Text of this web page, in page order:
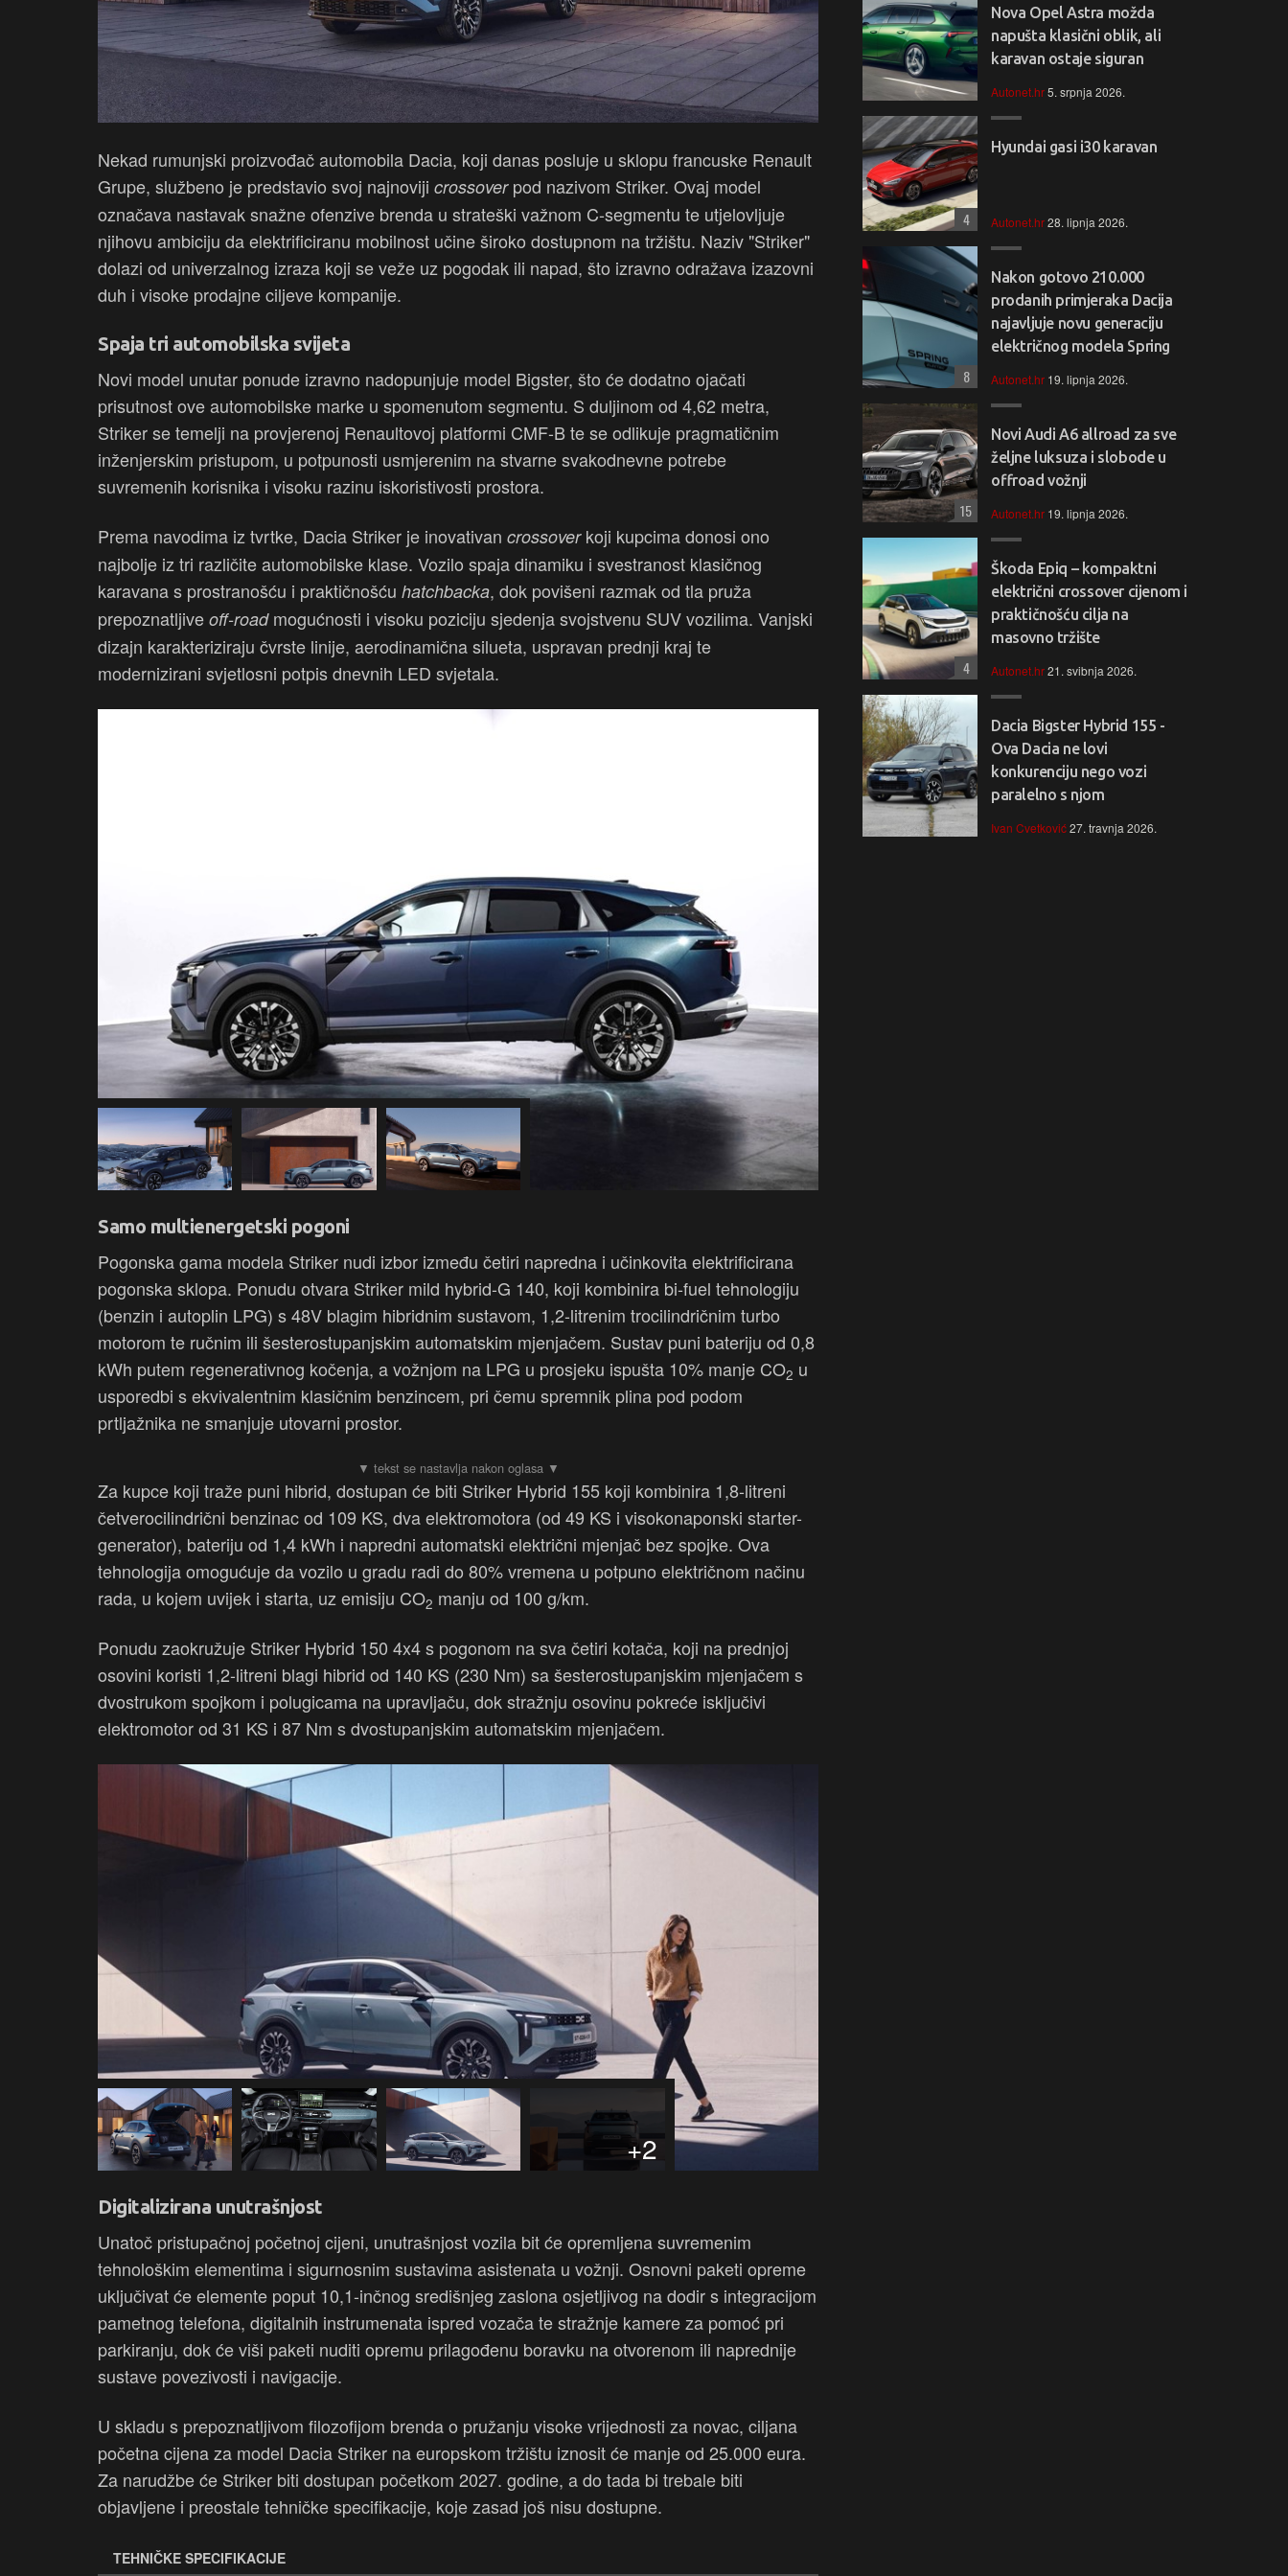
Nekad rumunjski proizvođač automobila Dacia, koji danas posluje u sklopu francuske Renault
Grupe, službeno je predstavio svoj najnoviji crossoverpod nazivom Striker. Ovaj model
označava nastavak snažne ofenzive brenda u strateški važnom C-segmentu te utjelovljuje
njihovu ambiciju da elektrificiranu mobilnost učine široko dostupnom na tržištu. Naziv "Striker"
dolazi od univerzalnog izraza koji se veže uz pogodak ili napad, što izravno odražava izazovni
duh i visoke prodajne ciljeve kompanije.
Spaja tri automobilska svijeta
Novi model unutar ponude izravno nadopunjuje model Bigster, što će dodatno ojačati
prisutnost ove automobilske marke u spomenutom segmentu. S duljinom od 4,62 metra,
Striker se temelji na provjerenoj Renaultovoj platformi CMF-B te se odlikuje pragmatičnim
inženjerskim pristupom, u potpunosti usmjerenim na stvarne svakodnevne potrebe
suvremenih korisnika i visoku razinu iskoristivosti prostora.
Prema navodima iz tvrtke, Dacia Striker je inovativan crossoverkoji kupcima donosi ono
najbolje iz tri različite automobilske klase. Vozilo spaja dinamiku i svestranost klasičnog
karavana s prostranošću i praktičnošću hatchbacka, dok povišeni razmak od tla pruža
prepoznatljive off-roadmogućnosti i visoku poziciju sjedenja svojstvenu SUV vozilima. Vanjski
dizajn karakteriziraju čvrste linije, aerodinamična silueta, uspravan prednji kraj te
modernizirani svjetlosni potpis dnevnih LED svjetala.
Samo multienergetski pogoni
Pogonska gama modela Striker nudi izbor između četiri napredna i učinkovita elektrificirana
pogonska sklopa. Ponudu otvara Striker mild hybrid-G 140, koji kombinira bi-fuel tehnologiju
(benzin i autoplin LPG) s 48V blagim hibridnim sustavom, 1,2-litrenim trocilindričnim turbo
motorom te ručnim ili šesterostupanjskim automatskim mjenjačem. Sustav puni bateriju od 0,8
kWh putem regenerativnog kočenja, a vožnjom na LPG u prosjeku ispušta 10% manje CO2 u
usporedbi s ekvivalentnim klasičnim benzincem, pri čemu spremnik plina pod podom
prtljažnika ne smanjuje utovarni prostor.
Za kupce koji traže puni hibrid, dostupan će biti Striker Hybrid 155 koji kombinira 1,8-litreni
četverocilindrični benzinac od 109 KS, dva elektromotora (od 49 KS i visokonaponski starter-
generator), bateriju od 1,4 kWh i napredni automatski električni mjenjač bez spojke. Ova
tehnologija omogućuje da vozilo u gradu radi do 80% vremena u potpuno električnom načinu
rada, u kojem uvijek i starta, uz emisiju CO2 manju od 100 g/km.
Ponudu zaokružuje Striker Hybrid 150 4x4 s pogonom na sva četiri kotača, koji na prednjoj
osovini koristi 1,2-litreni blagi hibrid od 140 KS (230 Nm) sa šesterostupanjskim mjenjačem s
dvostrukom spojkom i polugicama na upravljaču, dok stražnju osovinu pokreće isključivi
elektromotor od 31 KS i 87 Nm s dvostupanjskim automatskim mjenjačem.
+2
Digitalizirana unutrašnjost
Unatoč pristupačnoj početnoj cijeni, unutrašnjost vozila bit će opremljena suvremenim
tehnološkim elementima i sigurnosnim sustavima asistenata u vožnji. Osnovni paketi opreme
uključivat će elemente poput 10,1-inčnog središnjeg zaslona osjetljivog na dodir s integracijom
pametnog telefona, digitalnih instrumenata ispred vozača te stražnje kamere za pomoć pri
parkiranju, dok će viši paketi nuditi opremu prilagođenu boravku na otvorenom ili naprednije
sustave povezivosti i navigacije.
U skladu s prepoznatljivom filozofijom brenda o pružanju visoke vrijednosti za novac, ciljana
početna cijena za model Dacia Striker na europskom tržištu iznosit će manje od 25.000 eura.
Za narudžbe će Striker biti dostupan početkom 2027. godine, a do tada bi trebale biti
objavljene i preostale tehničke specifikacije, koje zasad još nisu dostupne.
TEHNIČKE SPECIFIKACIJE
Nova Opel Astra možda
napušta klasični oblik, ali
karavan ostaje siguran
Autonet.hr5. srpnja 2026.
Hyundai gasi i30 karavan
Autonet.hr28. lipnja 2026.
4
Nakon gotovo 210.000
prodanih primjeraka Dacija
najavljuje novu generaciju
električnog modela Spring
Autonet.hr 19. lipnja 2026.
8
Novi Audi A6 allroad za sve
željne luksuza i slobode u
offroad vožnji
Autonet.hr 19. lipnja 2026.
15
Škoda Epiq – kompaktni
električni crossover cijenom i
praktičnošću cilja na
masovno tržište
Autonet.hr21. svibnja 2026.
4
Dacia Bigster Hybrid 155 -
Ova Dacia ne lovi
konkurenciju nego vozi
paralelno s njom
Ivan Cvetković27. travnja 2026.